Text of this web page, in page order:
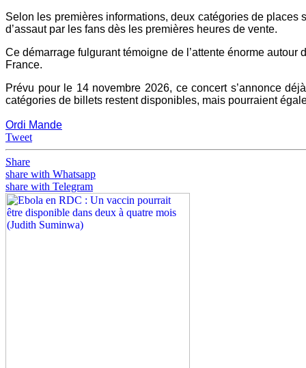
Selon les premières informations, deux catégories de places
d’assaut par les fans dès les premières heures de vente.
Ce démarrage fulgurant témoigne de l’attente énorme
France.
Prévu pour le 14 novembre 2026, ce concert s’annonce
catégories de billets restent disponibles, mais pourraient
Ordi Mande
Tweet
Share
share with Whatsapp
share with Telegram